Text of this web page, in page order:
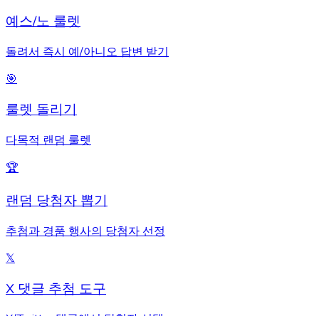
예스/노 룰렛
돌려서 즉시 예/아니오 답변 받기
🎯
룰렛 돌리기
다목적 랜덤 룰렛
🏆
랜덤 당첨자 뽑기
추첨과 경품 행사의 당첨자 선정
𝕏
X 댓글 추첨 도구